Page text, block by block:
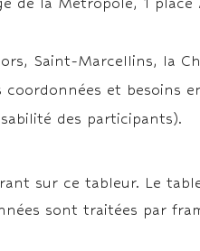
Saint-Marcellins, la
et besoins
des participants).
sur ce tableur. Le
sont traitées par